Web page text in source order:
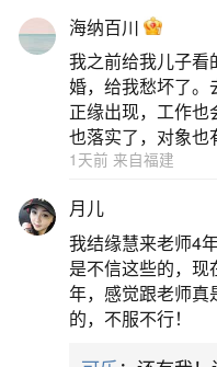
题，但是小问题不注
这个问题给大家做一
1、八字算命什么
以下是一些常见
字中月干为印星，日
二十五岁之间，且多
还需结合日干来看，
点多在虎、兔、龙、
在蛇、马、羊、狗之
海纳百川
我之前给我儿子看
婚，给我愁坏了。
正缘出现，工作
也落实了，对象也
1天前 来自福建
月儿
我结缘慧来老师4
是不信这些的，
年，感觉跟老师真
的，不服不行！